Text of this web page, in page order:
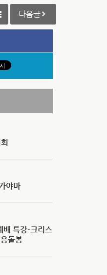
다음글
야마
배 특강-크리스
돌봄